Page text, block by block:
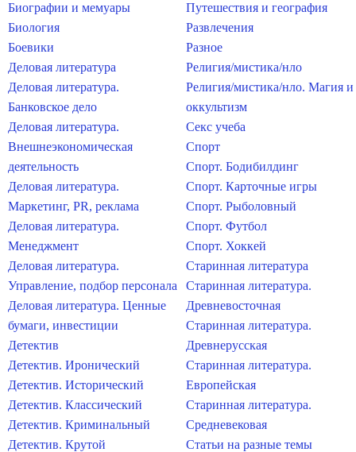
Биографии и мемуары
Биология
Боевики
Деловая литература
Деловая литература.
Банковское дело
Деловая литература.
Внешнеэкономическая
деятельность
Деловая литература.
Маркетинг, PR, реклама
Деловая литература.
Менеджмент
Деловая литература.
Управление, подбор персонала
Деловая литература. Ценные
бумаги, инвестиции
Детектив
Детектив. Иронический
Детектив. Исторический
Детектив. Классический
Детектив. Криминальный
Детектив. Крутой
Путешествия и география
Развлечения
Разное
Религия/мистика/нло
Религия/мистика/нло. Магия и
оккультизм
Секс учеба
Спорт
Спорт. Бодибилдинг
Спорт. Карточные игры
Спорт. Рыболовный
Спорт. Футбол
Спорт. Хоккей
Старинная литература
Старинная литература.
Древневосточная
Старинная литература.
Древнерусская
Старинная литература.
Европейская
Старинная литература.
Средневековая
Статьи на разные темы